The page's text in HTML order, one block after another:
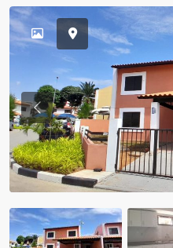
Previous